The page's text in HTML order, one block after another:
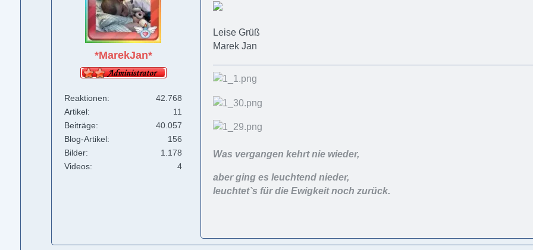
*MarekJan*
Reaktionen
42.768
Artikel
11
Beiträge
40.057
Blog-Artikel
156
Bilder
1.178
Videos
4
Leise Grüß
Marek Jan
Was vergangen kehrt nie wieder,
aber ging es leuchtend nieder,
leuchtet`s für die Ewigkeit noch zurück.